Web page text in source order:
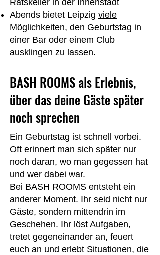
Ratskeller in der Innenstadt
Abends bietet Leipzig viele
Möglichkeiten, den Geburtstag in
einer Bar oder einem Club
ausklingen zu lassen.
BASH ROOMS als Erlebnis,
über das deine Gäste später
noch sprechen
Ein Geburtstag ist schnell vorbei.
Oft erinnert man sich später nur
noch daran, wo man gegessen hat
und wer dabei war.
Bei BASH ROOMS entsteht ein
anderer Moment. Ihr seid nicht nur
Gäste, sondern mittendrin im
Geschehen. Ihr löst Aufgaben,
tretet gegeneinander an, feuert
euch an und erlebt Situationen, die